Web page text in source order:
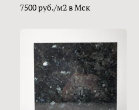
7500 руб./м2 в Мск